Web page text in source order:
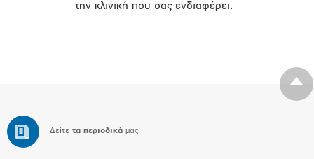
την κλινική που σας ενδιαφέρει.
Δείτε τα περιοδικά μας